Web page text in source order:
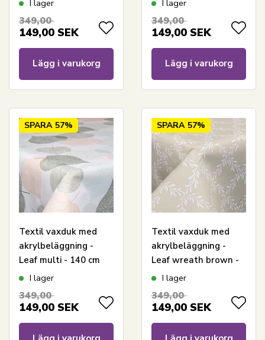
I lager
349,00
149,00 SEK
Lägg i varukorg
I lager
349,00
149,00 SEK
Lägg i varukorg
SPARA 57%
Textil vaxduk med
akrylbeläggning -
Leaf multi - 140 cm
bred - På metervis
I lager
349,00
149,00 SEK
SPARA 57%
Textil vaxduk med
akrylbeläggning -
Leaf wreath brown -
140 cm bred - På
I lager
349,00
149,00 SEK